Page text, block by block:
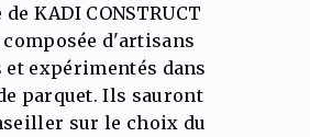
KADI CONSTRUCT
composée d'artisans
expérimentés dans
parquet. Ils sauront
sur le choix du